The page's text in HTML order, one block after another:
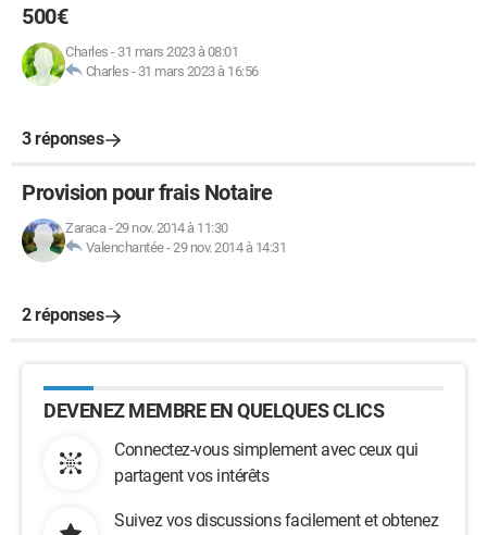
500€
Charles - 31 mars 2023 à 08:01
Charles - 31 mars 2023 à 16:56
3 réponses
Provision pour frais Notaire
Zaraca-29 nov. 2014 à 11:30
Valenchantée-29 nov. 2014 à 14:31
2 réponses
DEVENEZ MEMBRE EN QUELQUES CLICS
Connectez-vous simplement avec ceux qui
partagent vos intérêts
Suivez vos discussions facilement et obtenez